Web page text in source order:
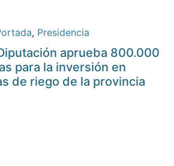
, Presidencia
aprueba 800.000
para la inversión en
de riego de la provincia